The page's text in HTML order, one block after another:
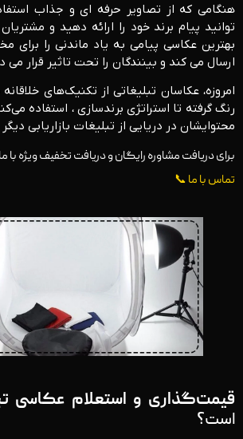
هنگامی که از تصاویر حرفه ای و جذاب
توانید پیام برند خود را ارائه دهید و
بهترین عکاسی پیامی به یاد ماندنی را برای
ارسال می کند و بینندگان را تحت تاثیر قرار می
امروزه، عکاسان تبلیغاتی از تکنیک‌های
رنگ گرفته تا استراتژی برندسازی ، استفاده
محتوایشان در دریایی از تبلیغات بازاریابی
برای دریافت مشاوره رایگان و دریافت تخفیف ویژه با
تماس با ما 📞
قیمت‌گذاری و استعلام عکاسی
است؟